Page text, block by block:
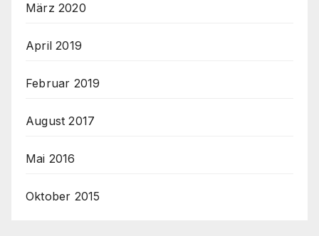
März 2020
April 2019
Februar 2019
August 2017
Mai 2016
Oktober 2015